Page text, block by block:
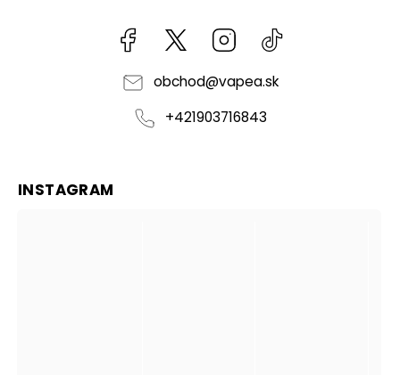
Facebook kzifcak85131Instagram
obchod@vapea.sk
+421903716843
INSTAGRAM